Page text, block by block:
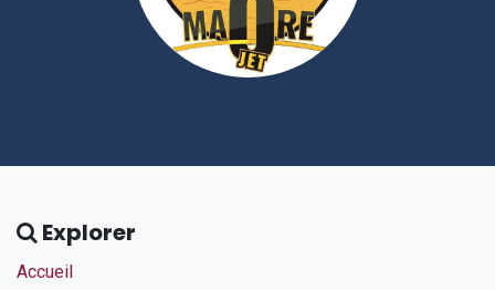
Explorer
Accueil